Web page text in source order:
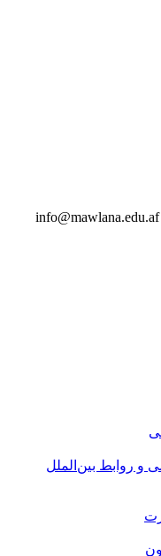
info@mawlana.edu.af
و روابط بین‌الملل